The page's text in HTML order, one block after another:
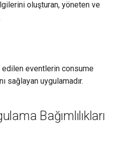
oluşturan, yöneten ve
edilen eventlerin consume
sağlayan uygulamadır.
Bağımlılıkları